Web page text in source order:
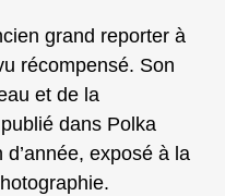
grand reporter à
récompensé. Son
et de la
dans Polka
exposé à la